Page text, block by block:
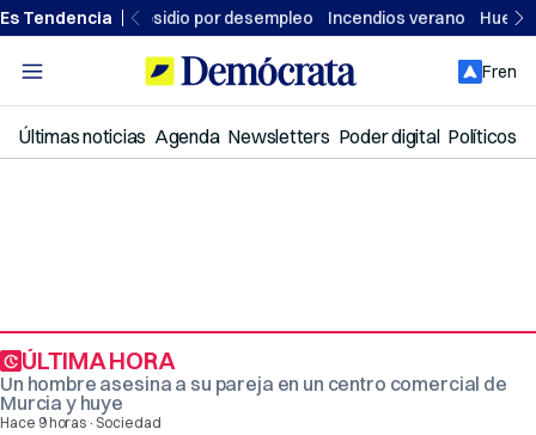
Ir
al
Es Tendencia Subsidio por desempleo Incendios verano
Fren
Últimas noticias Agenda Newsletters Poder digital Políticos
ÚLTIMA HORA
Un hombre asesina a su pareja en un centro comercial de
Murcia y huye
Hace 9 horas · Sociedad